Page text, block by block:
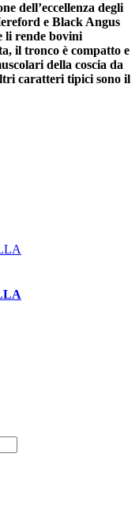
dell’eccellenza degli
e Black Angus
li rende bovini
il tronco è compatto e
della coscia da
caratteri tipici sono il